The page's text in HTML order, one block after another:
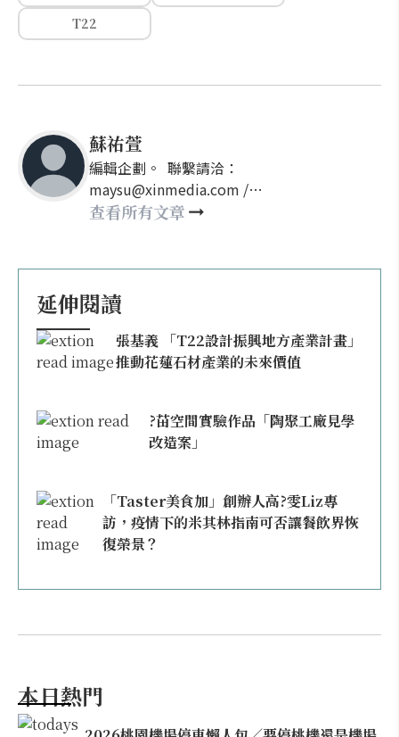
T22
蘇祐萱
編輯企劃。 聯繫請洽：
maysu@xinmedia.com /
may860527@gmail.com
查看所有文章
延伸閱讀
張基義 「T22設計振興地方產業計畫」
推動花蓮石材產業的未來價值
?苗空間實驗作品「陶聚工廠見學
改造案」
「Taster美食加」創辦人高?雯Liz專
訪，疫情下的米其林指南可否讓餐飲界恢
復榮景？
本日熱門